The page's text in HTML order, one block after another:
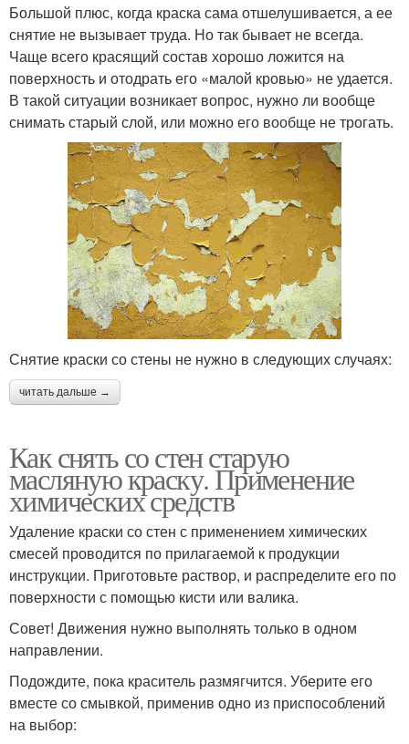
Большой плюс, когда краска сама отшелушивается, а ее
снятие не вызывает труда. Но так бывает не всегда.
Чаще всего красящий состав хорошо ложится на
поверхность и отодрать его «малой кровью» не удается.
В такой ситуации возникает вопрос, нужно ли вообще
снимать старый слой, или можно его вообще не трогать.
Снятие краски со стены не нужно в следующих случаях:
читать дальше →
Как снять со стен старую
масляную краску. Применение
химических средств
Удаление краски со стен с применением химических
смесей проводится по прилагаемой к продукции
инструкции. Приготовьте раствор, и распределите его по
поверхности с помощью кисти или валика.
Совет! Движения нужно выполнять только в одном
направлении.
Подождите, пока краситель размягчится. Уберите его
вместе со смывкой, применив одно из приспособлений
на выбор: